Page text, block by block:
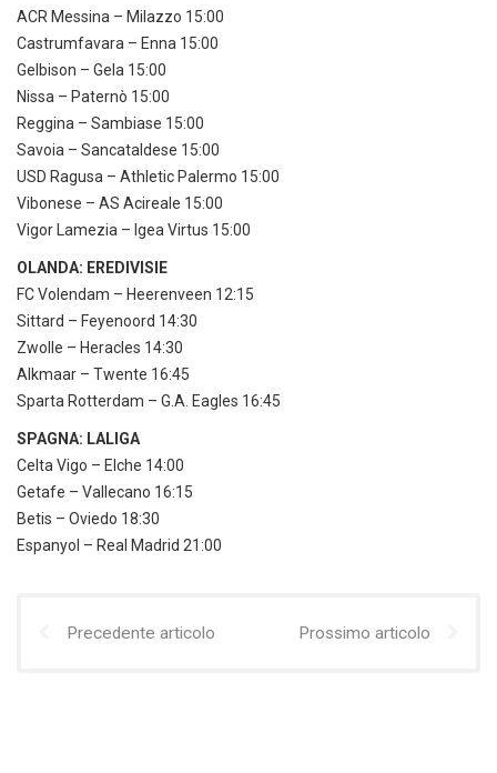
ACR Messina – Milazzo 15:00
Castrumfavara – Enna 15:00
Gelbison – Gela 15:00
Nissa – Paternò 15:00
Reggina – Sambiase 15:00
Savoia – Sancataldese 15:00
USD Ragusa – Athletic Palermo 15:00
Vibonese – AS Acireale 15:00
Vigor Lamezia – Igea Virtus 15:00
OLANDA: EREDIVISIE
FC Volendam – Heerenveen 12:15
Sittard – Feyenoord 14:30
Zwolle – Heracles 14:30
Alkmaar – Twente 16:45
Sparta Rotterdam – G.A. Eagles 16:45
SPAGNA: LALIGA
Celta Vigo – Elche 14:00
Getafe – Vallecano 16:15
Betis – Oviedo 18:30
Espanyol – Real Madrid 21:00
Precedente articolo Prossimo articolo